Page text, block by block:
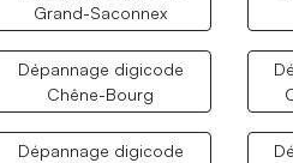
Grand-Saconnex
Dépannage digicode
Chêne-Bourg
Dépannage digicode